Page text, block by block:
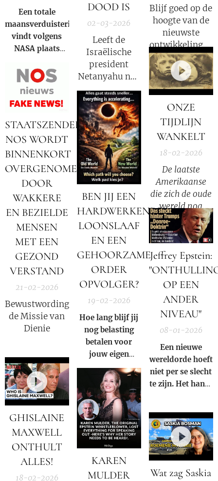
Een totale
maansverduistering
vindt volgens
NASA plaats
aarde zich direct
tussen de zon en
de maan bevindt
en haar schaduw
over het
werpt. Tijdens de
totaliteit buigt
het zonlicht door
de
aardatmosfeer,
waardoor
blauwe
golflengten
worden gefilterd
en dieprood en
koperkleurig
bereikt.
DOOD IS
02-03-2026
Leeft de
Israëlische
president
Netanyahu nog
wel? Volgens
Iran niet!
Blijf goed op de
hoogte van de
nieuwste
ontwikkelingen
in deze COVID
strafzaak, wat
een groot
psychologisch
effect heeft.
STAATSZENDER
NOS WORDT
BINNENKORT
OVERGENOMEN
DOOR
WAKKERE
EN BEZIELDE
MENSEN
MET EEN
GEZOND
VERSTAND
21-02-2026
Bewustwording,
de Missie van
Dienie
BEN JIJ EEN
HARDWERKENDE
LOONSLAAF
EN EEN
GEHOORZAME
ORDER
OPVOLGER?
19-02-2026
Hoe lang blijf jij
nog belasting
betalen voor
jouw eigen
ondergang?
ONZE
TIJDLIJN
WANKELT
18-02-2026
De laatste
Amerikaanse
die zich de oude
wereld nog
herinnerde —
Wat ze haar
familie vertelde
voordat ze stierf
(1953).
GHISLAINE
MAXWELL
ONTHULT
ALLES!
18-02-2026
KAREN
MULDER
Jeffrey Epstein:
OP EEN
ANDER
NIVEAU"
08-01-2026
Een nieuwe
wereldorde hoeft
niet per se slecht
te zijn. Het hangt
gaat niet over de
wereldorde van
de 'deep state'.
Het gaat over
een wereldorde
Wat zag Saskia